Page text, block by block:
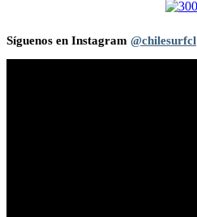
Síguenos en Instagram @chilesurfcl